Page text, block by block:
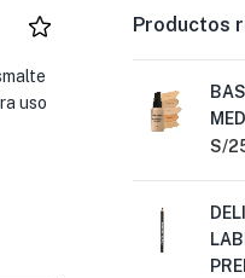
uso
Productos
S/